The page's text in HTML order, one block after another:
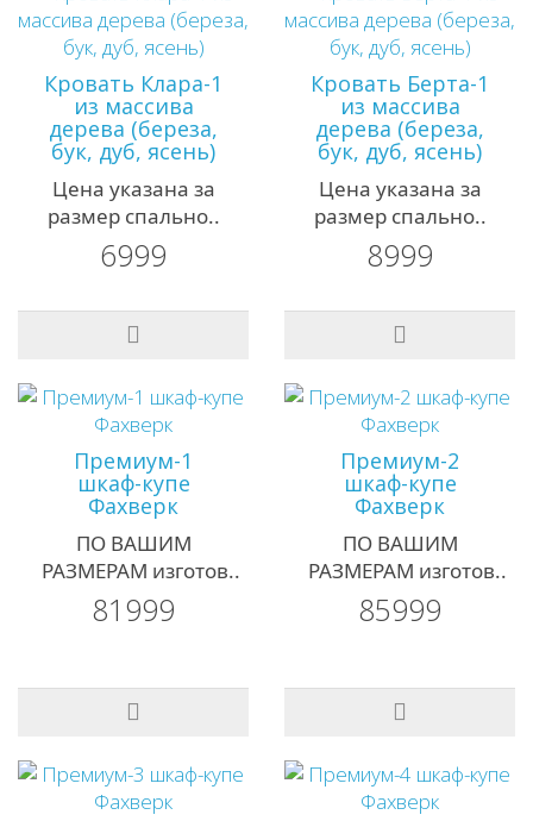
Кровать Клара-1
из массива
дерева (береза,
бук, дуб, ясень)
Цена указана за
размер спально..
6999
Кровать Берта-1
из массива
дерева (береза,
бук, дуб, ясень)
Цена указана за
размер спально..
8999
Премиум-1
шкаф-купе
Фахверк
ПО ВАШИМ
РАЗМЕРАМ изготов..
81999
Премиум-2
шкаф-купе
Фахверк
ПО ВАШИМ
РАЗМЕРАМ изготов..
85999